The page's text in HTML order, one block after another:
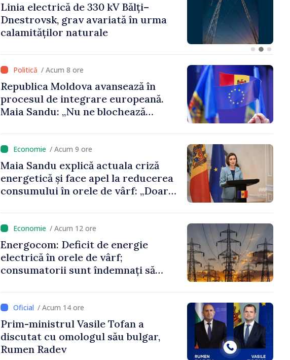
Sancțiuni disciplinare după vizita
delegației talibanilor în Republica
Moldova. Maia Sandu: „Este rușinos
/ Acum 8 ore
Republica Moldova avansează în
procesul de integrare europeană.
Maia Sandu: „Nu ne blochează
/ Acum 9 ore
Maia Sandu explică actuala criză
energetică și face apel la reducerea
consumului în orele de vârf: „Doar
/ Acum 12 ore
Energocom: Deficit de energie
electrică în orele de vârf;
consumatorii sunt îndemnați să
/ Acum 14 ore
Prim-ministrul Vasile Tofan a
discutat cu omologul său bulgar,
Rumen Radev